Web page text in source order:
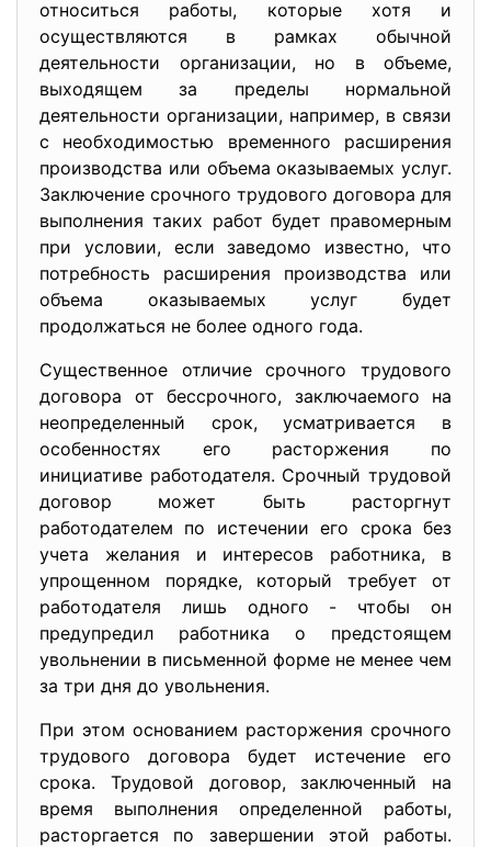
относиться работы, которые хотя и
осуществляются в рамках обычной
деятельности организации, но в объеме,
выходящем за пределы нормальной
деятельности организации, например, в связи
с необходимостью временного расширения
производства или объема оказываемых услуг.
Заключение срочного трудового договора для
выполнения таких работ будет правомерным
при условии, если заведомо известно, что
потребность расширения производства или
объема оказываемых услуг будет
продолжаться не более одного года.
Существенное отличие срочного трудового
договора от бессрочного, заключаемого на
неопределенный срок, усматривается в
особенностях его расторжения по
инициативе работодателя. Срочный трудовой
договор может быть расторгнут
работодателем по истечении его срока без
учета желания и интересов работника, в
упрощенном порядке, который требует от
работодателя лишь одного - чтобы он
предупредил работника о предстоящем
увольнении в письменной форме не менее чем
за три дня до увольнения.
При этом основанием расторжения срочного
трудового договора будет истечение его
срока. Трудовой договор, заключенный на
время выполнения определенной работы,
расторгается по завершении этой работы.